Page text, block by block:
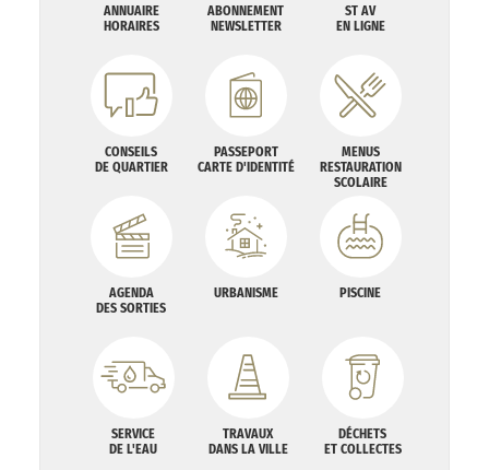
ANNUAIRE
HORAIRES
ABONNEMENT
NEWSLETTER
ST AV
EN LIGNE
CONSEILS
DE QUARTIER
PASSEPORT
CARTE D'IDENTITÉ
MENUS
RESTAURATION
SCOLAIRE
AGENDA
DES SORTIES
URBANISME PISCINE
SERVICE
DE L'EAU
TRAVAUX
DANS LA VILLE
DÉCHETS
ET COLLECTES